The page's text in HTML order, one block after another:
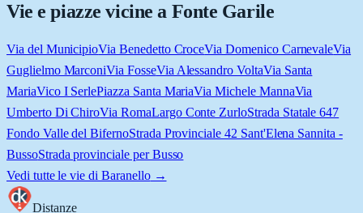
Vie e piazze vicine a Fonte Garile
Via del MunicipioVia Benedetto CroceVia Domenico CarnevaleVia
Guglielmo MarconiVia FosseVia Alessandro VoltaVia Santa
MariaVico I SerlePiazza Santa MariaVia Michele MannaVia
Umberto Di ChiroVia RomaLargo Conte ZurloStrada Statale 647
Fondo Valle del BifernoStrada Provinciale 42 Sant'Elena Sannita -
BussoStrada provinciale per Busso
Vedi tutte le vie di Baranello→
Distanze